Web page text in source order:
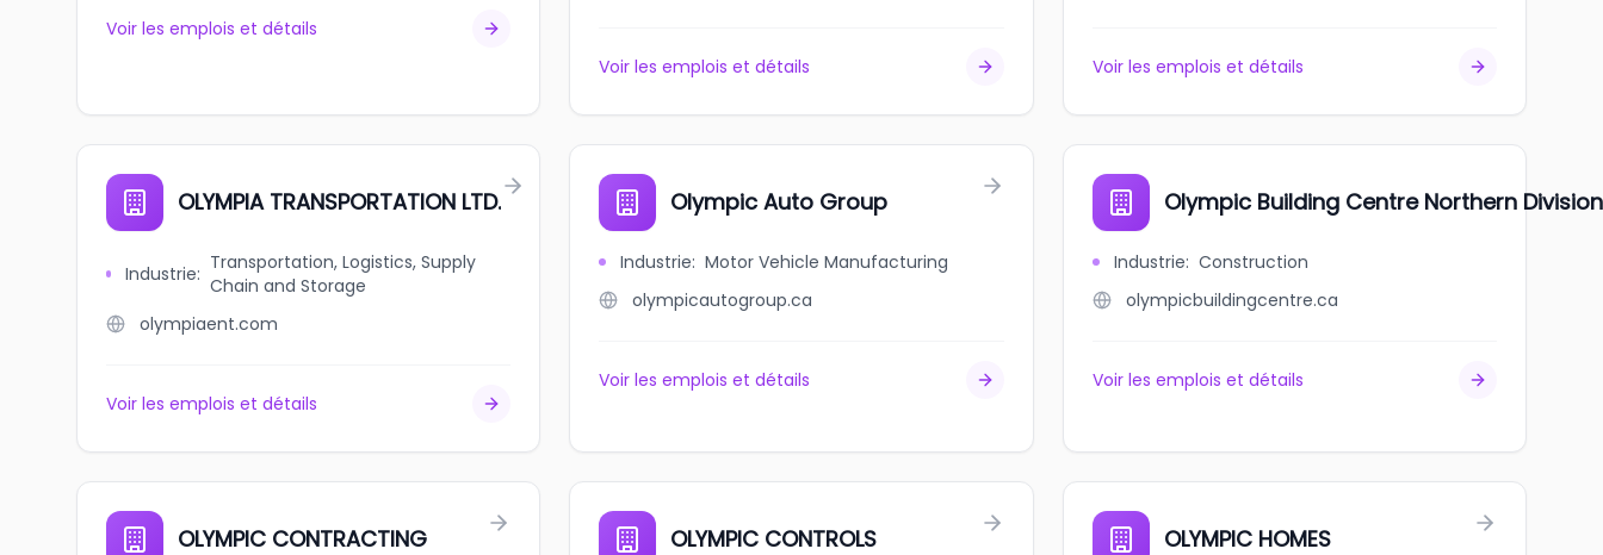
Voir les emplois et détails
Voir les emplois et détails Voir les emplois et détails
OLYMPIA TRANSPORTATION LTD.
Industrie: Transportation, Logistics, Supply
Chain and Storage
olympiaent.com
Voir les emplois et détails
Olympic Auto Group
Industrie: Motor Vehicle Manufacturing
olympicautogroup.ca
Voir les emplois et détails
Olympic Building Centre Northern Division
Industrie: Construction
olympicbuildingcentre.ca
Voir les emplois et détails
OLYMPIC CONTRACTING OLYMPIC CONTROLS OLYMPIC HOMES